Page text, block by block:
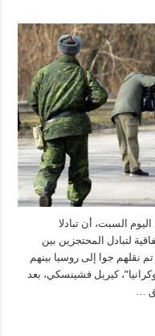
السبت، أن تبادلا
لتبادل المحتجزين بين
المصدر أن حوالي 33 شخصا تم نقلهم جوا إلى روسيا بينهم
كيريل فشينسكي، بعد
…